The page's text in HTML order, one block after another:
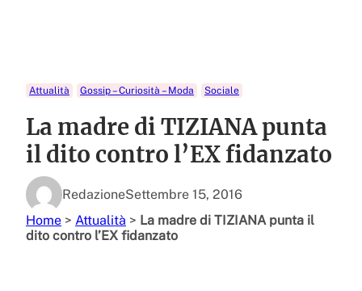
Attualità Gossip – Curiosità – Moda Sociale
La madre di TIZIANA punta
il dito contro l’EX fidanzato
RedazioneSettembre 15, 2016
Home > Attualità > La madre di TIZIANA punta il
dito contro l’EX fidanzato